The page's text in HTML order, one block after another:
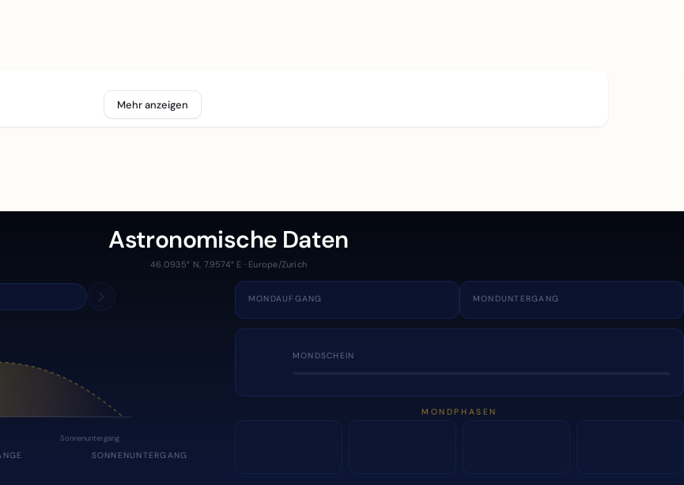
Mehr anzeigen
Astronomische Daten
46.0935° N, 7.9574° E · Europe/Zurich
Sonnenuntergang
SONNENUNTERGANG
MONDAUFGANG MONDUNTERGANG
MONDSCHEIN
MONDPHASEN